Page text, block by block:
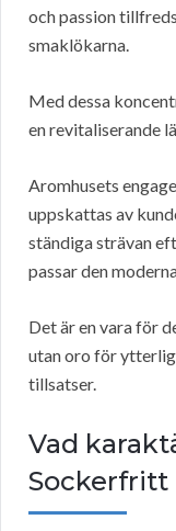
och passion
smaklökarna.
Med dessa
en revitaliserande
Aromhusets
uppskattas av
ständiga strävan
passar den
Det är en vara för
utan oro för
tillsatser.
Vad
Sockerfritt